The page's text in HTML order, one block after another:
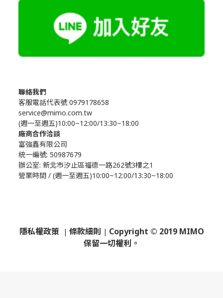
聯絡我們
客服電話代表號 0979178658
service@mimo.com.tw
(週一至週五)10:00~12:00/13:30~18:00
廠商合作洽談
富強鑫有限公司
統一編號: 50987679
辦公室: 新北市汐止區福德一路262號3樓之1
營業時間 / (週一至週五)10:00~12:00/13:30~18:00
隱私權政策 | 條款細則 | Copyright © 2019 MIMO
保留一切權利。